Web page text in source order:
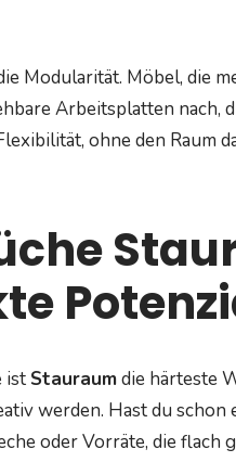
Modularität. Möbel, die
Arbeitsplatten nach,
ohne den Raum
ist Stauraumdie härteste
werden. Hast du
oder Vorräte, die flach